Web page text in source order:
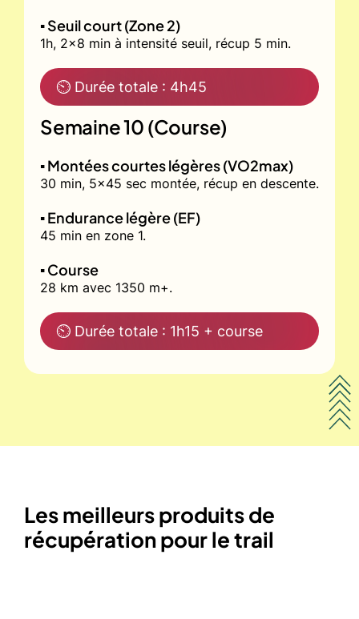
▪️ Seuil court (Zone 2)
1h, 2x8 min à intensité seuil, récup 5 min.
⏲ Durée totale : 4h45
Semaine 10 (Course)
▪️ Montées courtes légères (VO2max)
30 min, 5x45 sec montée, récup en descente.
▪️ Endurance légère (EF)
45 min en zone 1.
▪️ Course
28 km avec 1350 m+.
⏲ Durée totale : 1h15 + course
Les meilleurs produits de
récupération pour le trail